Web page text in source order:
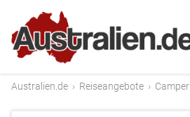
Australien.de › Reiseangebote › Camper